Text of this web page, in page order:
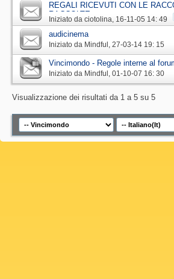
REGALI RICEVUTI CON LE
RACCOLTE
Iniziato da ciotolina‎, 16-11-05 14: 49
audicinema
Iniziato da Mindful ‎, 27-03-14 19: 15
Vincimondo - Regole interne al
Iniziato da Mindful ‎, 01-10-07 16: 30
Visualizzazione dei risultati da 1 a 5 su 5